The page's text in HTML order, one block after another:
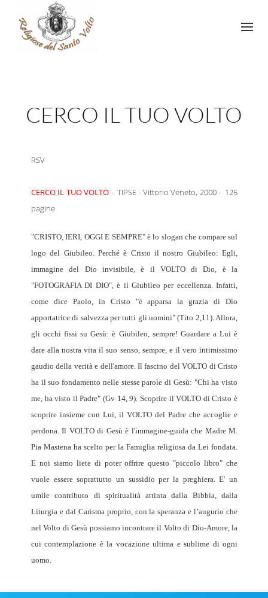
CERCO IL TUO VOLTO
RSV
CERCO IL TUO VOLTO - TIPSE - Vittorio Veneto, 2000 - 125
pagine
"CRISTO, IERI, OGGI E SEMPRE" è lo slogan che compare sul
logo del Giubileo. Perché è Cristo il nostro Giubileo: Egli,
immagine del Dio invisibile, è il VOLTO di Dio, è la
"FOTOGRAFIA DI DIO", è il Giubileo per eccellenza. Infat­ti,
come dice Paolo, in Cristo "è apparsa la grazia di Dio
apportatrice di salvezza per tutti gli uomini" (Tito 2,11). Allora,
gli occhi fissi su Gesù: è Giubileo, sem­pre! Guardare a Lui è
dare alla nostra vita il suo senso, sempre, e il vero intimissimo
gaudio del­la verità e dell'amore. Il fascino del VOLTO di Cristo
ha il suo fonda­mento nelle stesse parole di Gesù: "Chi ha visto
me, ha visto il Padre" (Gv 14, 9). Scoprire il VOL­TO di Cristo è
scoprire insieme con Lui, il VOL­TO del Padre che accoglie e
perdona. Il VOLTO di Gesù è l'immagine-guida che Madre M.
Pia Mastena ha scelto per la Famiglia religiosa da Lei fondata.
E noi siamo liete di poter offrire questo "piccolo libro" che
vuole essere soprattutto un sussidio per la preghiera. E' un
umile contributo di spiritualità attinta dalla Bibbia, dalla
Liturgia e dal Carisma proprio, con la speranza e l’augurio che
nel Volto di Gesù possiamo incontrare il Volto di Dio-Amore, la
cui contemplazione è la vocazione ultima e sublime di ogni
uomo.